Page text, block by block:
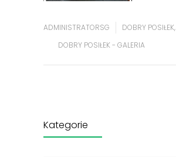
ADMINISTRATORSG DOBRY POSIŁEK,
DOBRY POSIŁEK - GALERIA
Kategorie